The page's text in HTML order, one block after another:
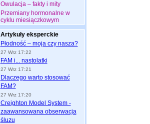
Owulacja – fakty i mity
Przemiany hormonalne w
cyklu miesiączkowym
Artykuły eksperckie
Płodność – moja czy nasza?
27 Wrz 17:22
FAM i... nastolatki
27 Wrz 17:21
Dlaczego warto stosować
FAM?
27 Wrz 17:20
Creighton Model System -
zaawansowana obserwacja
śluzu